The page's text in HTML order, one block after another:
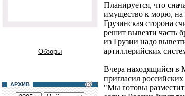
Обзоры
АРХИВ
Планируется, что
имущество к морю, на
Грузинская сторона
решит вывезти часть
из Грузии надо
артиллерийских
Вчера находящийся в
пригласил
"Мы готовы